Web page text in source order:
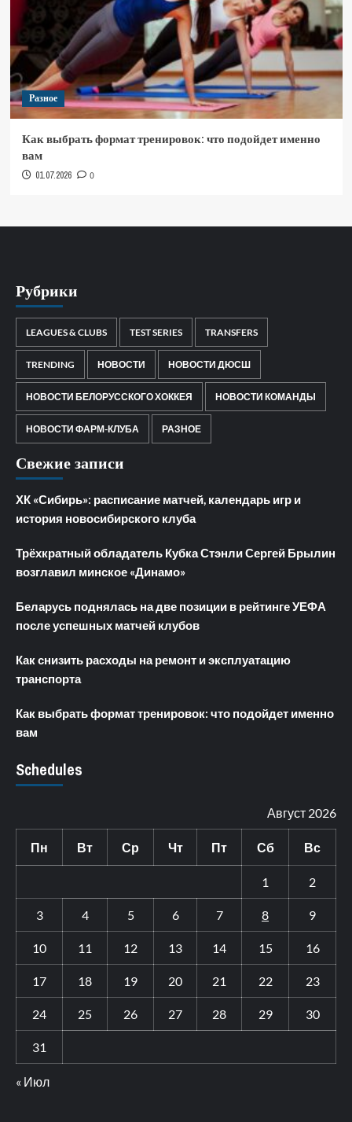
Разное
Как выбрать формат тренировок: что подойдет именно
вам
01.07.2026 0
Рубрики
LEAGUES & CLUBS TEST SERIES TRANSFERS
TRENDING НОВОСТИ НОВОСТИ ДЮСШ
НОВОСТИ БЕЛОРУССКОГО ХОККЕЯ НОВОСТИ КОМАНДЫ
НОВОСТИ ФАРМ-КЛУБА РАЗНОЕ
Свежие записи
ХК «Сибирь»: расписание матчей, календарь игр и
история новосибирского клуба
Трёхкратный обладатель Кубка Стэнли Сергей Брылин
возглавил минское «Динамо»
Беларусь поднялась на две позиции в рейтинге УЕФА
после успешных матчей клубов
Как снизить расходы на ремонт и эксплуатацию
транспорта
Как выбрать формат тренировок: что подойдет именно
вам
Schedules
Август 2026
Пн Вт Ср Чт Пт Сб Вс
1 2
3 4 5 6 7 8 9
10 11 12 13 14 15 16
17 18 19 20 21 22 23
24 25 26 27 28 29 30
31
« Июл